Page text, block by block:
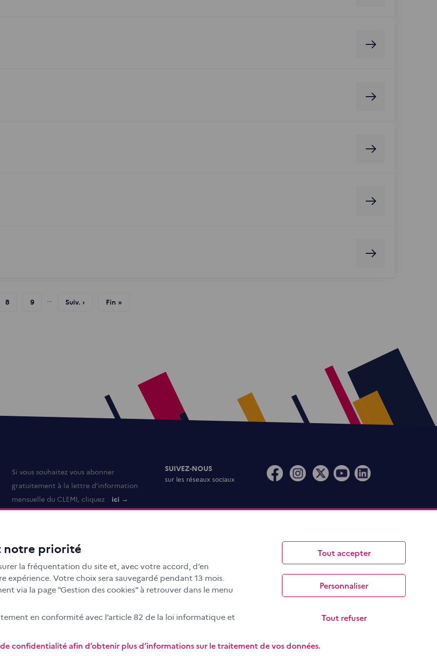
Page
8 Page
9
Page
Suiv. ›
Dernière
Fin »
Si vous souhaitez vous abonner
gratuitement à la lettre d'information
mensuelle du CLEMI, cliquez
ici →
SUIVEZ-NOUS
sur les réseaux sociaux
notre priorité
la fréquentation du site et, avec votre accord, d’en
expérience. Votre choix sera sauvegardé pendant 13 mois.
via la page "Gestion des cookies" à retrouver dans le menu
en conformité avec l’article 82 de la loi informatique et
Tout accepter
Tout refuser
Personnaliser
confidentialité afin d’obtenir plus d’informations sur le traitement de vos données.